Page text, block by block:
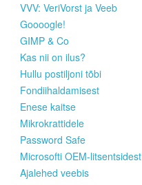
VVV: VeriVorst ja Veeb
Goooogle!
GIMP & Co
Kas nii on ilus?
Hullu postiljoni tõbi
Fondiihaldamisest
Enese kaitse
Mikrokrattidele
Password Safe
Microsofti OEM-litsentsidest
Ajalehed veebis